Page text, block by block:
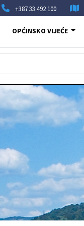
+387 33 492 100
OPĆINSKO VIJEĆE